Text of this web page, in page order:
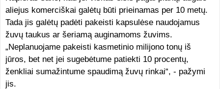
aliejus komerciškai galėtų būti prieinamas per 10 metų.
Tada jis galėtų padėti pakeisti kapsulėse naudojamus
žuvų taukus ar šeriamą auginamoms žuvims.
„Neplanuojame pakeisti kasmetinio milijono tonų iš
jūros, bet net jei sugebėtume patiekti 10 procentų,
ženkliai sumažintume spaudimą žuvų rinkai“, - pažymi
jis.